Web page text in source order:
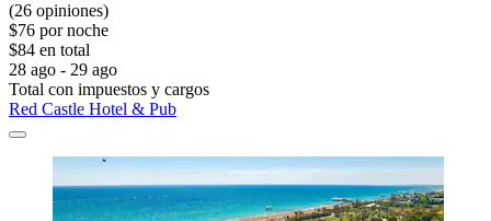
(26 opiniones)
$76 por noche
$84 en total
28 ago - 29 ago
Total con impuestos y cargos
Red Castle Hotel & Pub